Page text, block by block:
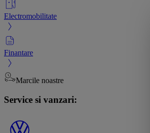
Electromobilitate
Finantare
Marcile noastre
Service si vanzari: